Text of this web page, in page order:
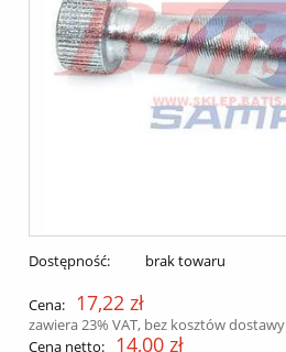
Dostępność: brak towaru
Cena: 17,22 zł
zawiera 23% VAT, bez kosztów dostawy
Cena netto:
14,00 zł